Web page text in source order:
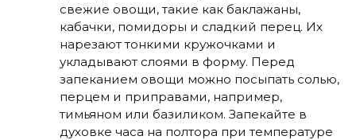
свежие овощи, такие как баклажаны,
кабачки, помидоры и сладкий перец. Их
нарезают тонкими кружочками и
укладывают слоями в форму. Перед
запеканием овощи можно посыпать солью,
перцем и приправами, например,
тимьяном или базиликом. Запекайте в
духовке часа на полтора при температуре